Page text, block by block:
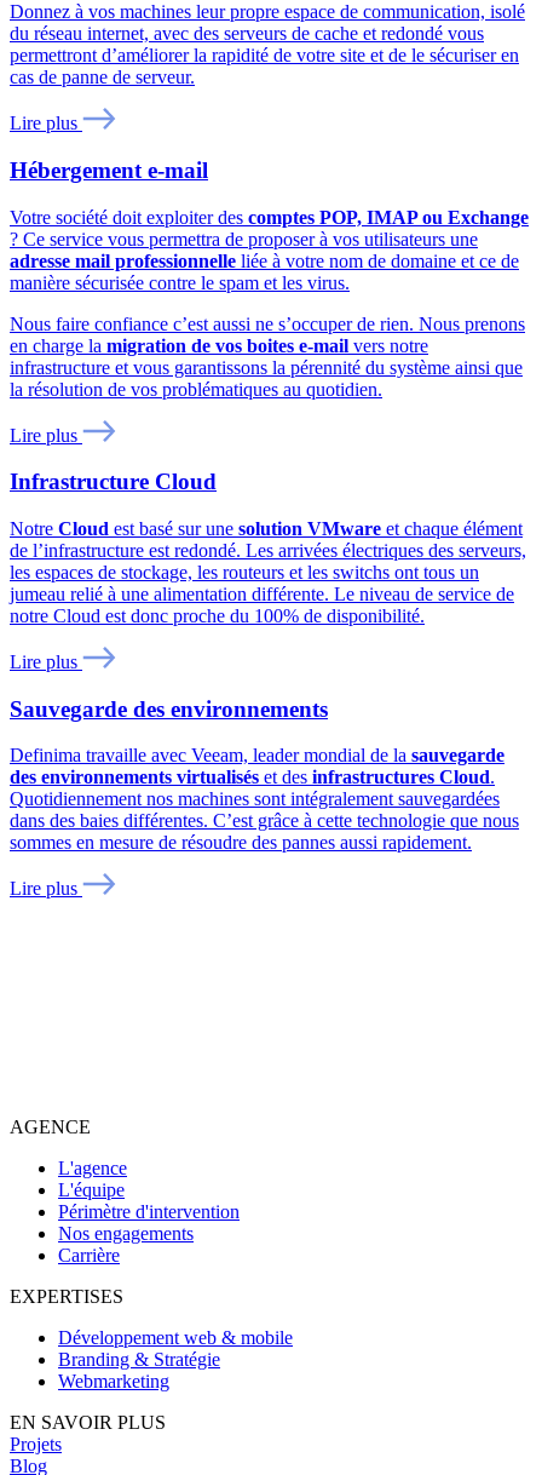
Donnez à vos machines leur propre espace de communication, isolé
du réseau internet, avec des serveurs de cache et redondé vous
permettront d’améliorer la rapidité de votre site et de le sécuriser en
cas de panne de serveur.
Lire plus
Hébergement e-mail
Votre société doit exploiter des comptes POP, IMAP ou Exchange
? Ce service vous permettra de proposer à vos utilisateurs une
adresse mail professionnelle liée à votre nom de domaine et ce de
manière sécurisée contre le spam et les virus.
Nous faire confiance c’est aussi ne s’occuper de rien. Nous prenons
en charge la migration de vos boites e-mail vers notre
infrastructure et vous garantissons la pérennité du système ainsi que
la résolution de vos problématiques au quotidien.
Lire plus
Infrastructure Cloud
Notre Cloud est basé sur une solution VMware et chaque élément
de l’infrastructure est redondé. Les arrivées électriques des serveurs,
les espaces de stockage, les routeurs et les switchs ont tous un
jumeau relié à une alimentation différente. Le niveau de service de
notre Cloud est donc proche du 100% de disponibilité.
Lire plus
Sauvegarde des environnements
Definima travaille avec Veeam, leader mondial de la sauvegarde
des environnements virtualisés et des infrastructures Cloud.
Quotidiennement nos machines sont intégralement sauvegardées
dans des baies différentes. C’est grâce à cette technologie que nous
sommes en mesure de résoudre des pannes aussi rapidement.
Lire plus
AGENCE
L'agence
L'équipe
Périmètre d'intervention
Nos engagements
Carrière
EXPERTISES
Développement web & mobile
Branding & Stratégie
Webmarketing
EN SAVOIR PLUS
Projets
Blog